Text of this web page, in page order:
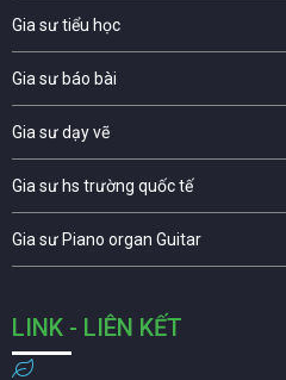
Gia sư tiểu học
Gia sư báo bài
Gia sư dạy vẽ
Gia sư hs trường quốc tế
Gia sư Piano organ Guitar
LINK - LIÊN KẾT